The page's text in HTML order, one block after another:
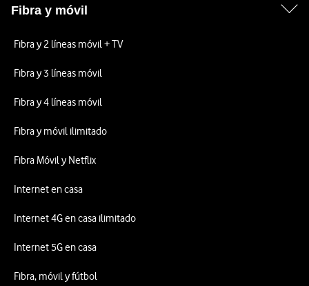
Fibra y móvil
Fibra y 2 líneas móvil + TV
Fibra y 3 líneas móvil
Fibra y 4 líneas móvil
Fibra y móvil ilimitado
Fibra Móvil y Netflix
Internet en casa
Internet 4G en casa ilimitado
Internet 5G en casa
Fibra, móvil y fútbol